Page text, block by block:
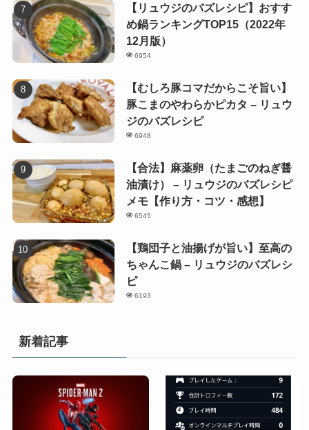
【リュウジのバズレシピ】おすす
め鍋ランキングTOP15（2022年
12月版）
6954
【むしろ豚コマだからこそ旨い】
豚こまのやわらかピカタ – リュウ
ジのバズレシピ
6948
【合法】麻薬卵（たまごのねぎ醤
油漬け） – リュウジのバズレシピ
メモ【作り方・コツ・感想】
6545
【鶏団子と油揚げが旨い】至高の
ちゃんこ鍋 – リュウジのバズレシ
ピ
6193
新着記事